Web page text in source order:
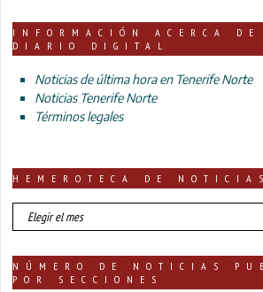
INFORMACIÓN ACERCA DE
DIARIO DIGITAL
Noticias de última hora en Tenerife Norte
Noticias Tenerife Norte
Términos legales
HEMEROTECA DE NOTICIAS
HEMEROTECA
DE
NÚMERO DE NOTICIAS
POR SECCIONES